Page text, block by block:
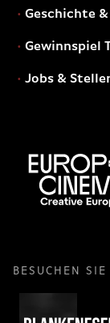
Geschichte
Gewinnspiel
Jobs &
BESUCHEN